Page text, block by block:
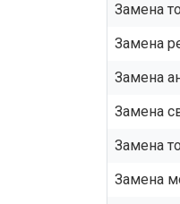
Замена
Замена
Замена
Замена
Замена
Замена